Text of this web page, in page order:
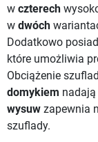
w czterech
w dwóch
Dodatkowo
które umożliwia
Obciążenie
domykiem
wysuw zapewnia
szuflady.